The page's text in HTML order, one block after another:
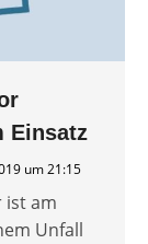
Einsatz
um 21:15
ist am
Unfall